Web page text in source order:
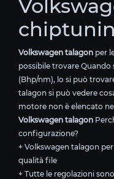
Volkswagen talagon per
possibile trovare
(Bhp/nm), lo si può
talagon si può vedere
motore non è elencato
Volkswagen talagon
configurazione?
+ Volkswagen talagon
qualità file
+ Tutte le regolazioni